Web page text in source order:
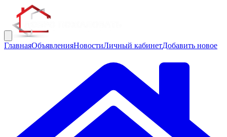
ГлавнаяОбъявленияНовостиЛичный кабинетДобавить новое